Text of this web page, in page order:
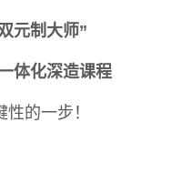
元制大师”
体化深造课程
的一步！